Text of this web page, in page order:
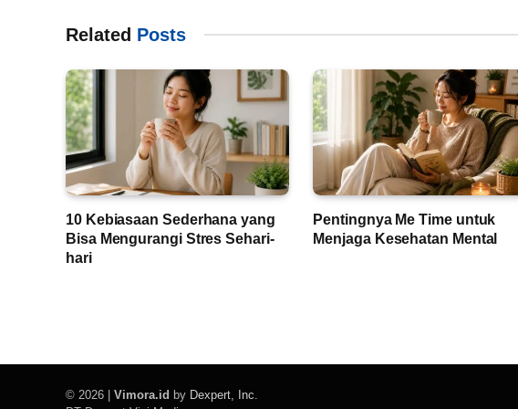
Related Posts
10 Kebiasaan Sederhana yang
Bisa Mengurangi Stres Sehari-
hari
Pentingnya Me Time untuk
Menjaga Kesehatan Mental
© 2026 | Vimora.id by Dexpert, Inc